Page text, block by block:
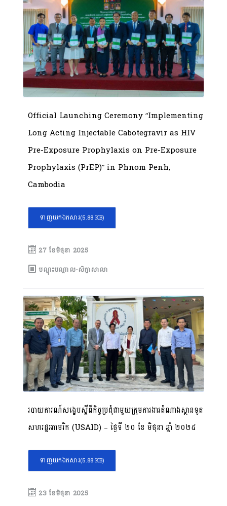
Official Launching Ceremony “Implementing
Long Acting Injectable Cabotegravir as HIV
Pre-Exposure Prophylaxis on Pre-Exposure
Prophylaxis (PrEP)” in Phnom Penh,
Cambodia
ទាញយកឯកសារ(5.88 KB)
27 ខែ​មិថុនា 2025
បណ្តុះបណ្តាល-សិក្ខាសាលា
របាយការណ៍សង្ខេបស្តីពីកិច្ចប្រជុំជាមួយក្រុមការងារតំណាងស្ថានទូត
សហរដ្ឋអាមេរិក (USAID)​ – ថ្ងៃទី ២០ ខែ មិថុនា ឆ្នាំ ២០២៥
ទាញយកឯកសារ(5.88 KB)
23 ខែ​មិថុនា 2025